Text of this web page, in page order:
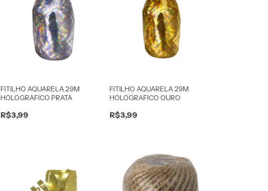
FITILHO AQUARELA 29M
HOLOGRAFICO PRATA
R$3,99
FITILHO AQUARELA 29M
HOLOGRAFICO OURO
R$3,99